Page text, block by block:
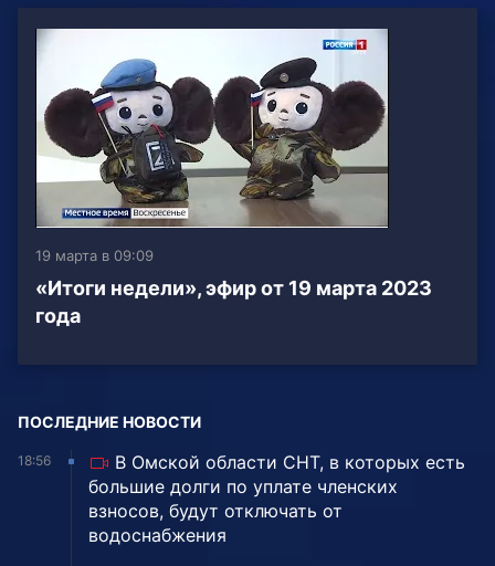
19 марта в 09:09
«Итоги недели», эфир от 19 марта 2023
года
ПОСЛЕДНИЕ НОВОСТИ
18:56
В Омской области СНТ, в которых есть
большие долги по уплате членских
взносов, будут отключать от
водоснабжения